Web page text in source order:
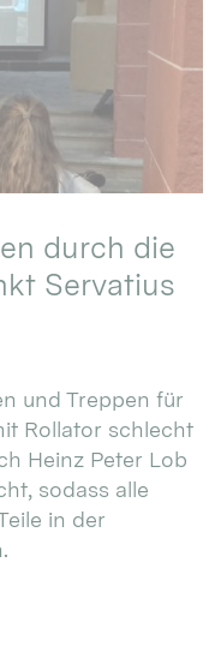
durch die
Servatius
und Treppen für
Rollator schlecht
Heinz Peter Lob
sodass alle
in der